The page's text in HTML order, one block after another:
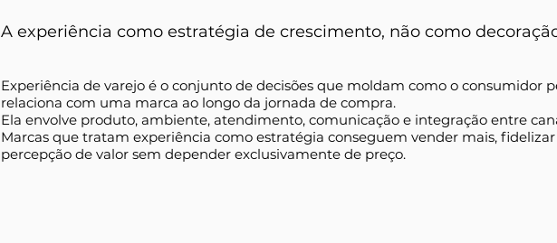
A experiência como estratégia de crescimento, não como
Experiência de varejo é o conjunto de decisões que moldam como o consumidor
relaciona com uma marca ao longo da jornada de compra.
Ela envolve produto, ambiente, atendimento, comunicação e integração entre
Marcas que tratam experiência como estratégia conseguem vender mais,
percepção de valor sem depender exclusivamente de preço.